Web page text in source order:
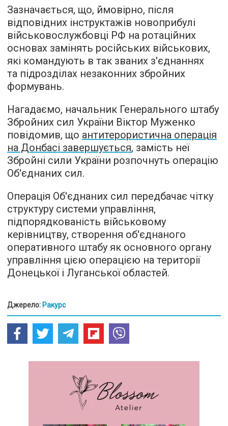
Зазначається, що, ймовірно, після
відповідних інструктажів новоприбулі
військовослужбовці РФ на ротаційних
основах замінять російських військових,
які командують в так званих з'єднаннях
та підрозділах незаконних збройних
формувань.
Нагадаємо, начальник Генерального штабу
Збройних сил України Віктор Муженко
повідомив, що антитерористична операція
на Донбасі завершується, замість неї
Збройні сили України розпочнуть операцію
Об'єднаних сил.
Операція Об'єднаних сил передбачає чітку
структуру системи управління,
підпорядкованість військовому
керівництву, створення об'єднаного
оперативного штабу як основного органу
управління цією операцією на території
Донецької і Луганської областей.
Джерело: Ракурс